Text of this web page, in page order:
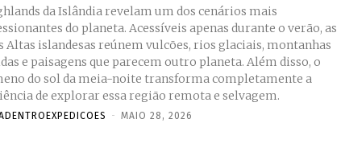
da Islândia revelam um dos cenários mais
do planeta. Acessíveis apenas durante o verão, as
Altas islandesas reúnem vulcões, rios glaciais, montanhas
e paisagens que parecem outro planeta. Além disso, o
do sol da meia-noite transforma completamente a
de explorar essa região remota e selvagem.
- MAIO 28, 2026